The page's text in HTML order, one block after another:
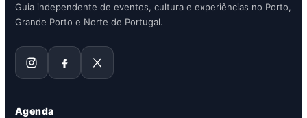
Guia independente de eventos, cultura e experiências no Porto,
Grande Porto e Norte de Portugal.
Agenda